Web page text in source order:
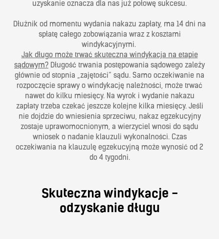
uzyskanie oznacza dla nas już połowę sukcesu.
Dłużnik od momentu wydania nakazu zapłaty, ma 14 dni na
spłatę całego zobowiązania wraz z kosztami
windykacyjnymi.
Jak długo może trwać skuteczna windykacja na etapie
sądowym? Długość trwania postępowania sądowego zależy
głównie od stopnia „zajętości” sądu. Samo oczekiwanie na
rozpoczęcie sprawy o windykację należności, może trwać
nawet do kilku miesięcy. Na wyrok i wydanie nakazu
zapłaty trzeba czekać jeszcze kolejne kilka miesięcy. Jeśli
nie dojdzie do wniesienia sprzeciwu, nakaz egzekucyjny
zostaje uprawomocnionym, a wierzyciel wnosi do sądu
wniosek o nadanie klauzuli wykonalności. Czas
oczekiwania na klauzulę egzekucyjną może wynosić od 2
do 4 tygodni.
Skuteczna windykacje -
odzyskanie długu